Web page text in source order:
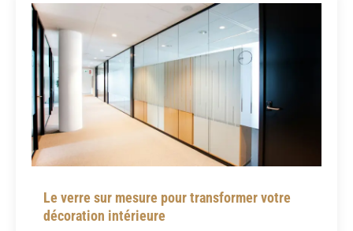
Le verre sur mesure pour transformer votre
décoration intérieure